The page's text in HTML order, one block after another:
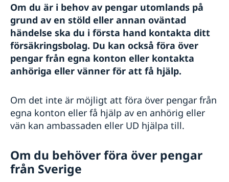
Om du är i behov av pengar utomlands på
grund av en stöld eller annan oväntad
händelse ska du i första hand kontakta ditt
försäkringsbolag. Du kan också föra över
pengar från egna konton eller kontakta
anhöriga eller vänner för att få hjälp.
Om det inte är möjligt att föra över pengar från
egna konton eller få hjälp av en anhörig eller
vän kan ambassaden eller UD hjälpa till.
Om du behöver föra över pengar
från Sverige